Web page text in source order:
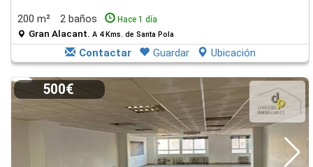
200 m² 2 baños Hace 1 día
Gran Alacant. A 4 Kms. de Santa Pola
Contactar Guardar Ubicación
500€